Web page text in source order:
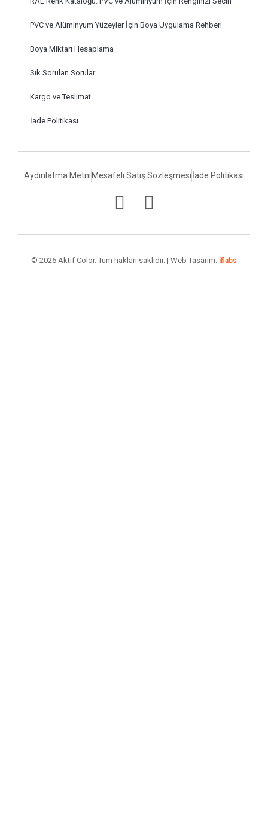
PVC ve Alüminyum Yüzeyler İçin Boya Uygulama Rehberi
Boya Miktarı Hesaplama
Sık Sorulan Sorular
Kargo ve Teslimat
İade Politikası
Aydınlatma Metni Mesafeli Satış Sözleşmesiİade Politikası
© 2026 Aktif Color. Tüm hakları saklıdır. | Web Tasarım: iflabs